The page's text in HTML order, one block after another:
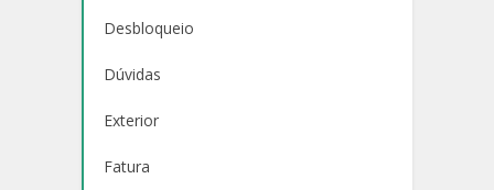
Desbloqueio
Dúvidas
Exterior
Fatura